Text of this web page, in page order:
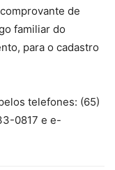
de
familiar do
para o cadastro
telefones: (65)
0817 e e-